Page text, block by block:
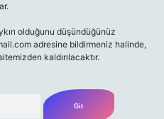
olduğunu düşündüğünüz
adresine bildirmeniz halinde,
kaldırılacaktır.